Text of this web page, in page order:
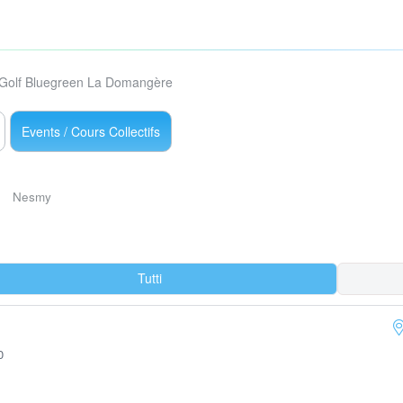
Bluegreen La Domangère
Events / Cours Collectifs
Nesmy
Tutti